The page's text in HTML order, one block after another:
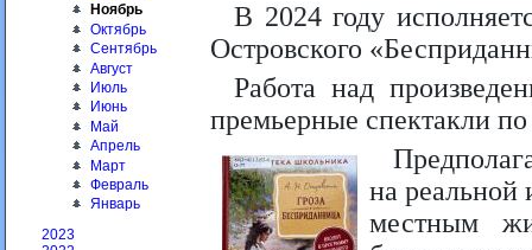
Ноябрь
Октябрь
Сентябрь
Август
Июль
Июнь
Май
Апрель
Март
Февраль
Январь
2023
В 2024 году
Островского
Работа над
премьерные спектакли
на реальной
местным